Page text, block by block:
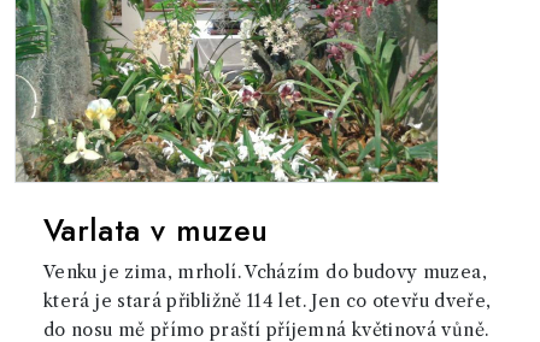
Varlata v muzeu
Venku je zima, mrholí. Vcházím do budovy muzea,
která je stará přibližně 114 let. Jen co otevřu dveře,
do nosu mě přímo praští příjemná květinová vůně.